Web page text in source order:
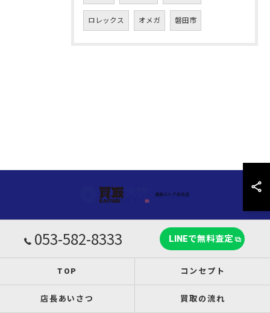
ロレックス オメガ 磐田市
053-582-8333 LINEで無料査定
TOP コンセプト
店長あいさつ 買取の流れ